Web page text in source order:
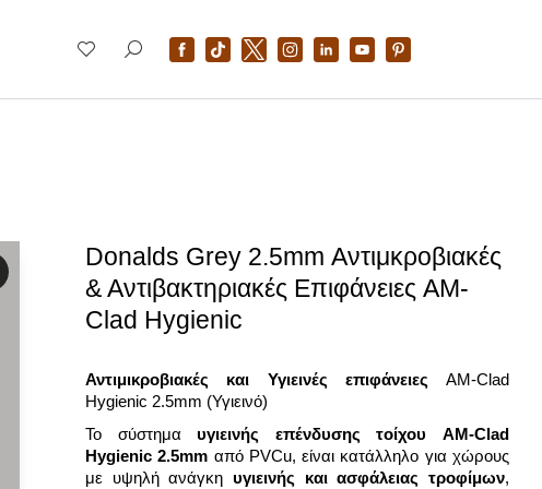
Donalds Grey 2.5mm Αντιμκροβιακές
& Αντιβακτηριακές Επιφάνειες AM-
Clad Hygienic
Αντιμικροβιακές και Υγιεινές επιφάνειες AM-Clad
Hygienic 2.5mm (Υγιεινό)
Το σύστημα υγιεινής επένδυσης τοίχου AM-Clad
Hygienic 2.5mm από PVCu, είναι κατάλληλο για χώρους
με υψηλή ανάγκη υγιεινής και ασφάλειας τροφίμων,